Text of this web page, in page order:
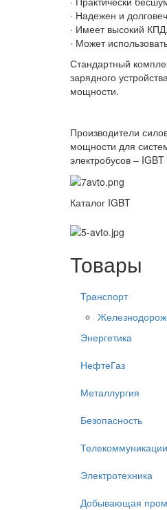
· Надежен и
· Имеет высокий КПД.
· Может
Стандартный
зарядного
мощности.
Производители
мощности для
электробусов –
Каталог IGBT
Товары
Транспорт
Энергетика
НефтеГаз
Металлургия
Безопасность
Телекоммуникации
Электротехника
Добывающая